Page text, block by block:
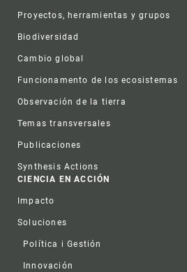
Proyectos, herramientas y grupos
Biodiversidad
Cambio global
Funcionamento de los ecosistemas
Observación de la tierra
Temas transversales
Publicaciones
Synthesis Actions
CIENCIA EN ACCIÓN
Impacto
Soluciones
Política i Gestión
Innovación